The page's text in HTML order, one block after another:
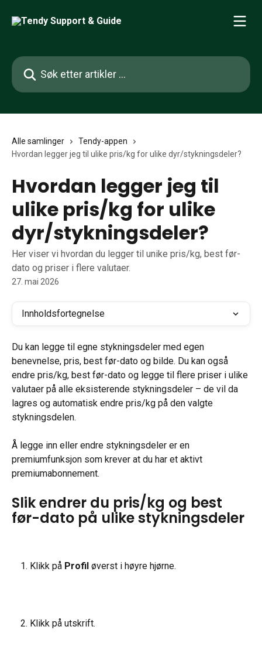
Søk etter artikler ...
Alle samlinger
Tendy-appen
Hvordan legger jeg til ulike pris/kg for ulike dyr/stykningsdeler?
Hvordan legger jeg til
ulike pris/kg for ulike
dyr/stykningsdeler?
Her viser vi hvordan du legger til unike pris/kg, best før-
dato og priser i flere valutaer.
27. mai 2026
Innholdsfortegnelse
Du kan legge til egne stykningsdeler med egen
benevnelse, pris, best før-dato og bilde. Du kan også
endre pris/kg, best før-dato og legge til flere priser i ulike
valutaer på alle eksisterende stykningsdeler – de vil da
lagres og automatisk endre pris/kg på den valgte
stykningsdelen.
Å legge inn eller endre stykningsdeler er en
premiumfunksjon som krever at du har et aktivt
premiumabonnement.
Slik endrer du pris/kg og best
før-dato på ulike stykningsdeler
Klikk på Profil øverst i høyre hjørne.
Klikk på utskrift.